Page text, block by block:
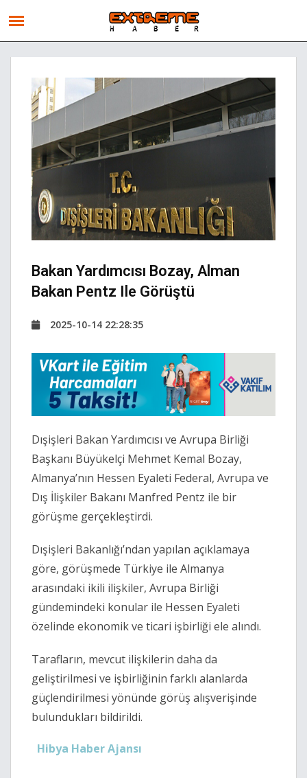
Bakan Yardımcısı Bozay, Alman
Bakan Pentz Ile Görüştü
2025-10-14 22:28:35
Dışişleri Bakan Yardımcısı ve Avrupa Birliği
Başkanı Büyükelçi Mehmet Kemal Bozay,
Almanya’nın Hessen Eyaleti Federal, Avrupa ve
Dış İlişkiler Bakanı Manfred Pentz ile bir
görüşme gerçekleştirdi.
Dışişleri Bakanlığı’ndan yapılan açıklamaya
göre, görüşmede Türkiye ile Almanya
arasındaki ikili ilişkiler, Avrupa Birliği
gündemindeki konular ile Hessen Eyaleti
özelinde ekonomik ve ticari işbirliği ele alındı.
Tarafların, mevcut ilişkilerin daha da
geliştirilmesi ve işbirliğinin farklı alanlarda
güçlendirilmesi yönünde görüş alışverişinde
bulundukları bildirildi.
Hibya Haber Ajansı